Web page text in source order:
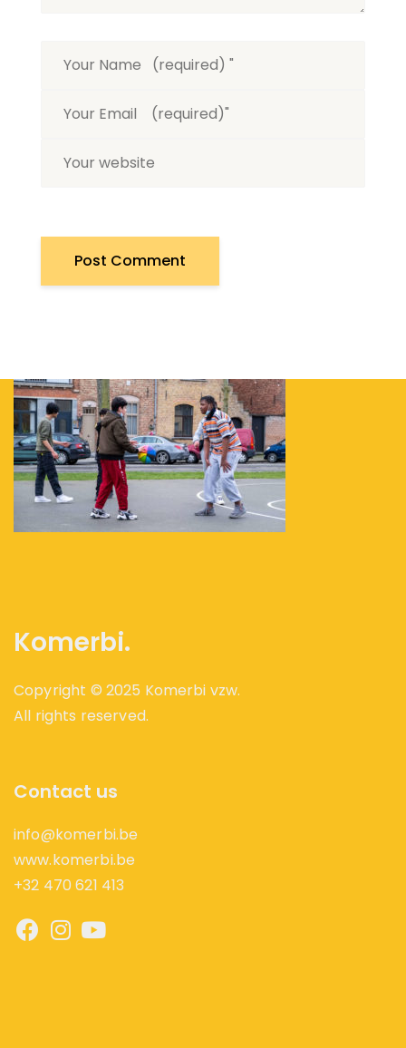
Komerbi.
Copyright © 2025 Komerbi vzw.
All rights reserved.
Contact us
info@komerbi.be
www.komerbi.be
+32 470 621 413